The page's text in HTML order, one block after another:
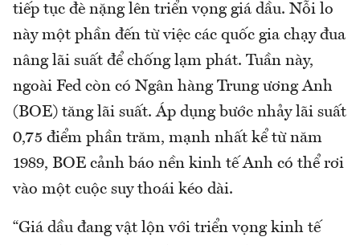
tiếp tục đè nặng lên triển vọng giá dầu. Nỗi lo
này một phần đến từ việc các quốc gia chạy đua
nâng lãi suất để chống lạm phát. Tuần này,
ngoài Fed còn có Ngân hàng Trung ương Anh
(BOE) tăng lãi suất. Áp dụng bước nhảy lãi suất
0,75 điểm phần trăm, mạnh nhất kể từ năm
1989, BOE cảnh báo nền kinh tế Anh có thể rơi
vào một cuộc suy thoái kéo dài.
“Giá dầu đang vật lộn với triển vọng kinh tế